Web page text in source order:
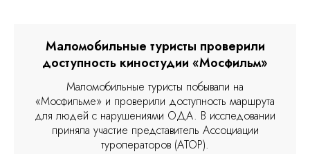
Маломобильные туристы проверили
доступность киностудии «Мосфильм»
Маломобильные туристы побывали на
«Мосфильме» и проверили доступность маршрута
для людей с нарушениями ОДА. В исследовании
приняла участие представитель Ассоциации
туроператоров (АТОР).